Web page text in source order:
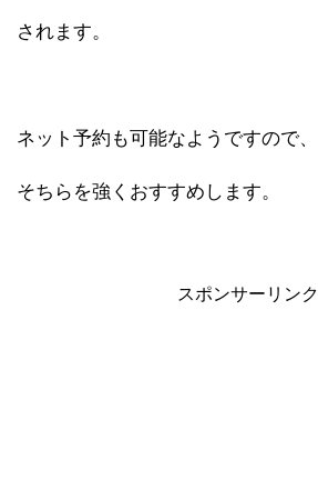
されます。
ネット予約も可能なようですので、
そちらを強くおすすめします。
スポンサーリンク